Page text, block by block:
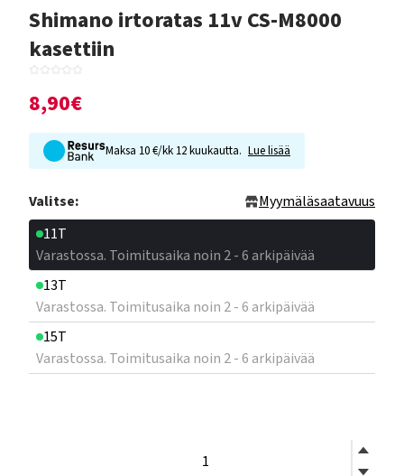
Shimano irtoratas 11v CS-M8000
kasettiin
8,90€
Maksa 10 €/kk 12 kuukautta. Lue lisää
Valitse:
Myymäläsaatavuus
11T
Varastossa. Toimitusaika noin 2 - 6 arkipäivää
13T
Varastossa. Toimitusaika noin 2 - 6 arkipäivää
15T
Varastossa. Toimitusaika noin 2 - 6 arkipäivää